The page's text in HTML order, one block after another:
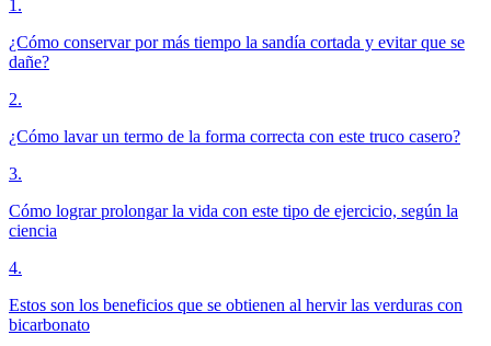
1.
¿Cómo conservar por más tiempo la sandía cortada y evitar que se
dañe?
2.
¿Cómo lavar un termo de la forma correcta con este truco casero?
3.
Cómo lograr prolongar la vida con este tipo de ejercicio, según la
ciencia
4.
Estos son los beneficios que se obtienen al hervir las verduras con
bicarbonato